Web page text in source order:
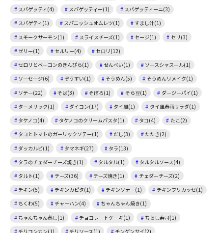
スパゲッティ(4)
スパゲッティー(1)
スパゲッティーニ(3)
スパゲティ(1)
スパニッシュオムレツ(1)
すまし汁(1)
スモークサーモン(1)
スライスチーズ(1) セージ(1)
セリ(3)
ゼリー(1)
セルリー(4)
セロリ(12)
セロリとベーコンのきんぴら(1)
せんべい(1)
ソースシャスール(1)
ソーセージ(6)
ぞうすい(1) そうめん(5)
そうめんリメイク(1)
ソテー(22)
そば(3) そぼろ(1) そら豆(1)
ダージーパイ(1)
ターメリック(1)
ダイコン(17) タイ風(1)
タイ風春雨サラダ(1)
タケノコ(4)
タケノコのクリームパスタ(1) タコ(4)
たこ(2)
タコとトマトのガーリックソテー(1)
だし(3)
たたき(2)
ダッカルビ(1)
タマネギ(27)
タラ(13)
タラのチェダーチーズ焼き(1)
タルタル(1)
タルタルソース(4)
タルト(1)
チーズ(36) チーズ焼き(1)
チェダーチーズ(2)
チキン(5)
チキンカピタ(1) チキンソテー(1)
チキンフリカッセ(1)
ちくわ(5)
チャーハン(4)
ちゃんちゃん焼き(1)
ちゃんちゃん蒸し(1)
チョコレートケーキ(1)
ちらし寿司(1)
チリコンカン(1)
チリソース(1) チンゲンサイ(2)